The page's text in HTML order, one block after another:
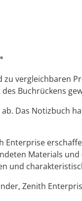
zu vergleichbaren
Buchrückens
Das Notizbuch
Enterprise
Materials
und
Zenith